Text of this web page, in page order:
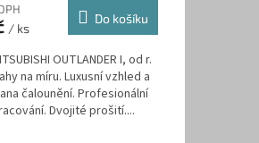
/ ks
Do košíku
OUTLANDER I, od r.
na míru. Luxusní vzhled a
čalounění. Profesionální
Dvojité prošití....